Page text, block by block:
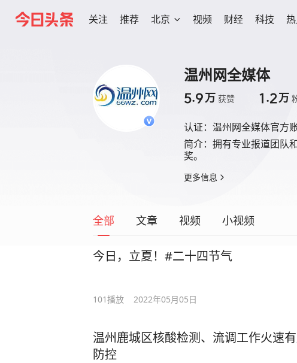
关注 推荐 北京 视频 财经 科技
温州网全媒体
5.9万 获赞 1.2万
认证： 温州网全媒体官方
简介： 拥有专业报道团队
奖。
更多信息
全部 文章 视频 小视频
今日，立夏！#二十四节气
101播放 2022年05月05日
温州鹿城区核酸检测、流调工作火速
防控